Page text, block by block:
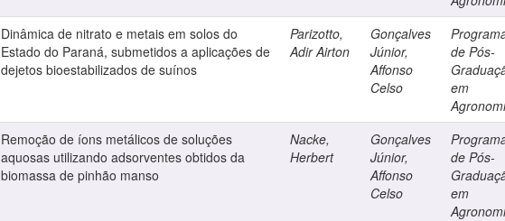
Dinâmica de nitrato e metais em solos do
Estado do Paraná, submetidos a aplicações de
dejetos bioestabilizados de suínos
Parizotto,
Adir Airton
Gonçalves
Júnior,
Affonso
Celso
de Pós-
em
Remoção de íons metálicos de soluções
aquosas utilizando adsorventes obtidos da
biomassa de pinhão manso
Nacke,
Herbert
Gonçalves
Júnior,
Affonso
Celso
de Pós-
em